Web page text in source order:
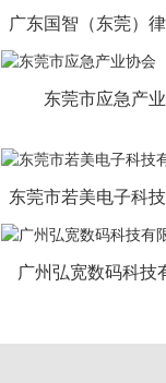
广东国智（东莞）
东莞市应急产
东莞市若美电子科
广州弘宽数码科技